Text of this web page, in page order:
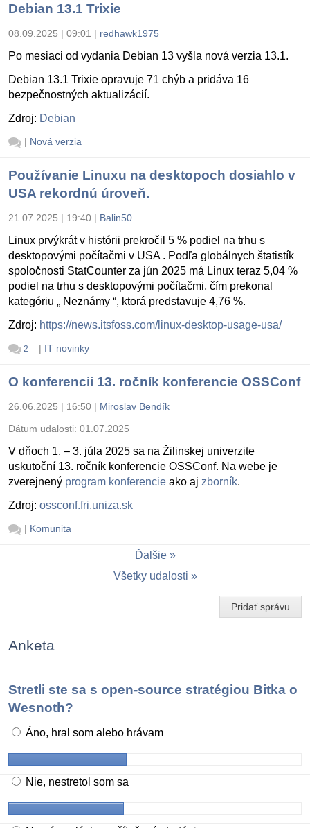
Debian 13.1 Trixie
08.09.2025 | 09:01 | redhawk1975
Po mesiaci od vydania Debian 13 vyšla nová verzia 13.1.
Debian 13.1 Trixie opravuje 71 chýb a pridáva 16
bezpečnostných aktualizácií.
Zdroj: Debian
| Nová verzia
Používanie Linuxu na desktopoch dosiahlo v
USA rekordnú úroveň.
21.07.2025 | 19:40 | Balin50
Linux prvýkrát v histórii prekročil 5 % podiel na trhu s
desktopovými počítačmi v USA . Podľa globálnych štatistík
spoločnosti StatCounter za jún 2025 má Linux teraz 5,04 %
podiel na trhu s desktopovými počítačmi, čím prekonal
kategóriu „ Neznámy “, ktorá predstavuje 4,76 %.
Zdroj: https://news.itsfoss.com/linux-desktop-usage-usa/
2 | IT novinky
O konferencii 13. ročník konferencie OSSConf
26.06.2025 | 16:50 | Miroslav Bendík
Dátum udalosti: 01.07.2025
V dňoch 1. – 3. júla 2025 sa na Žilinskej univerzite
uskutoční 13. ročník konferencie OSSConf. Na webe je
zverejnený program konferencie ako aj zborník.
Zdroj: ossconf.fri.uniza.sk
| Komunita
Ďalšie
Všetky udalosti
Pridať správu
Anketa
Stretli ste sa s open-source stratégiou Bitka o
Wesnoth?
Áno, hral som alebo hrávam
Nie, nestretol som sa